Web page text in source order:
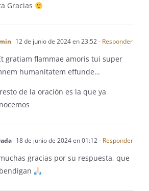
Gracias
12 de junio de 2024 en 23:52- Responder
gratiam flammae amoris tui super
humanitatem effunde…
de la oración es la que ya
18 de junio de 2024 en 01:12- Responder
gracias por su respuesta, que